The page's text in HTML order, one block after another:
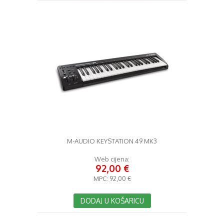
M-AUDIO KEYSTATION 49 MK3
Web cijena:
92,00 €
MPC: 92,00 €
DODAJ U KOŠARICU